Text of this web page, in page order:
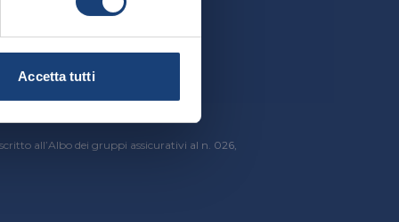
Accetta tutti
all’Albo dei gruppi assicurativi al n. 026,